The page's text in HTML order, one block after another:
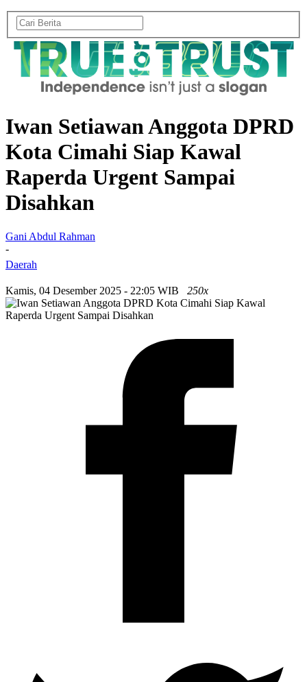
Iwan Setiawan Anggota DPRD
Kota Cimahi Siap Kawal
Raperda Urgent Sampai
Disahkan
Gani Abdul Rahman
-
Daerah
Kamis, 04 Desember 2025 - 22:05 WIB 250x